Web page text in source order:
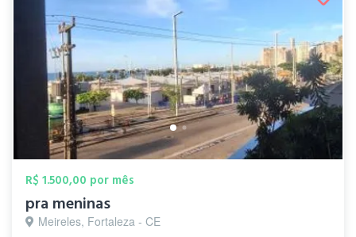
R$ 1.500,00 por mês
pra meninas
Meireles, Fortaleza - CE